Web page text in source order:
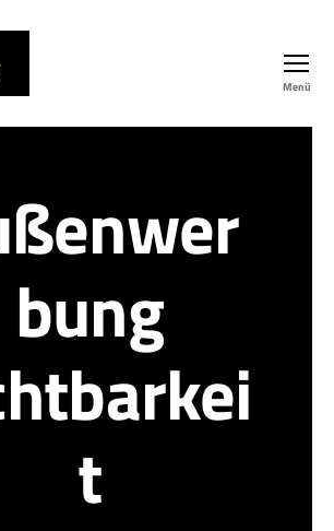
Menü
bung
t